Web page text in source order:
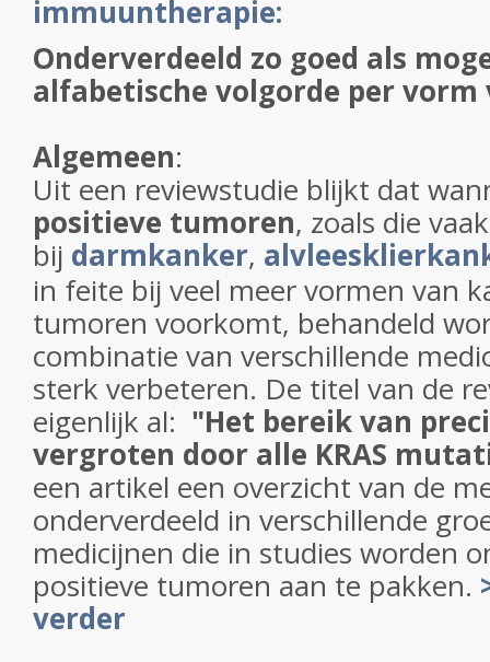
immuuntherapie:
Onderverdeeld zo goed als
alfabetische volgorde per vorm
Algemeen:
Uit een reviewstudie blijkt dat
positieve tumoren, zoals die
bij darmkanker,
in feite bij veel meer vormen van
tumoren voorkomt, behandeld
combinatie van verschillende
sterk verbeteren. De titel van de
eigenlijk al: "Het bereik van
vergroten door alle KRAS
een artikel een overzicht van de
onderverdeeld in verschillende
medicijnen die in studies worden
positieve tumoren aan te pakken.
verder